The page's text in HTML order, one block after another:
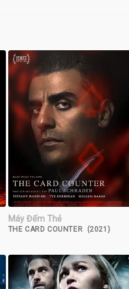
Máy Đếm Thẻ
THE CARD COUNTER (2021)